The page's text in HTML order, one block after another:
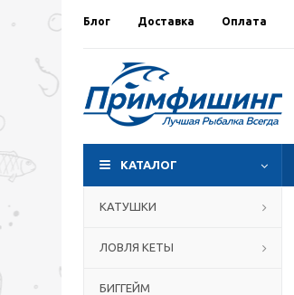
Блог Доставка Оплата
КАТАЛОГ
КАТУШКИ
ЛОВЛЯ КЕТЫ
БИГГЕЙМ